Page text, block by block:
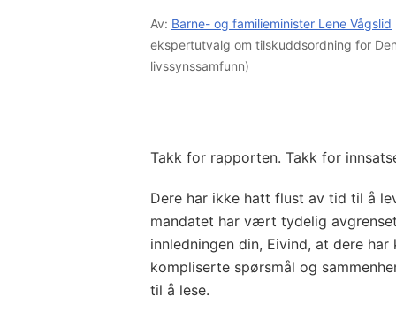
Av: Barne- og familieminister Lene Vågslid
ekspertutvalg om tilskuddsordning for
livssynssamfunn)
Takk for rapporten. Takk for
Dere har ikke hatt flust av tid til å
mandatet har vært tydelig
innledningen din, Eivind, at dere
kompliserte spørsmål og
til å lese.